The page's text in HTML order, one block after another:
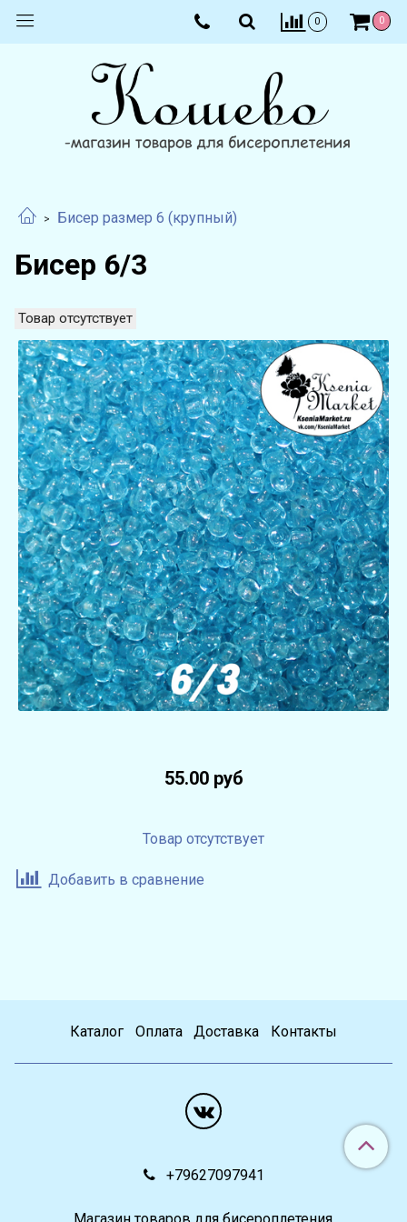
0 0
Бисер размер 6 (крупный)
Бисер 6/3
Товар отсутствует
55.00 руб
Товар отсутствует
Добавить в сравнение
Каталог Оплата Доставка Контакты
+79627097941